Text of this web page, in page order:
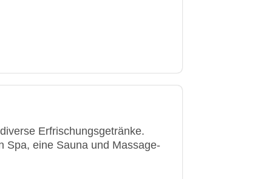
Erfrischungsgetränke.
Spa, eine Sauna und Massage-